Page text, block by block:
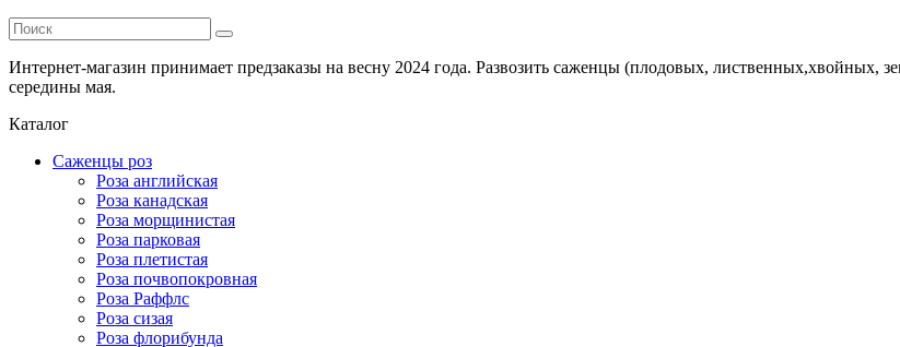
Интернет-магазин принимает предзаказы на весну 2024 года. Развозить саженцы (плодовых, лиственных,хвойных,
середины мая.
Каталог
Саженцы роз
Роза английская
Роза канадская
Роза морщинистая
Роза парковая
Роза плетистая
Роза почвопокровная
Роза Раффлс
Роза сизая
Роза флорибунда